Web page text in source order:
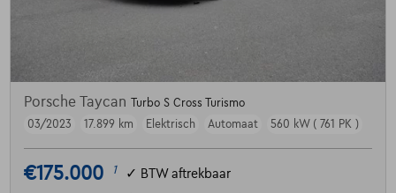
Porsche Taycan
Turbo S Cross Turismo
03/2023
17.899 km Elektrisch Automaat 560 kW ( 761 PK )
€175.000 1 ✓ BTW aftrekbaar